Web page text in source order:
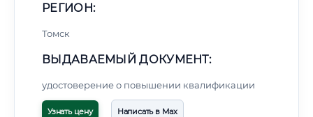
РЕГИОН:
Томск
ВЫДАВАЕМЫЙ ДОКУМЕНТ:
удостоверение о повышении квалификации
Узнать цену Написать в Max